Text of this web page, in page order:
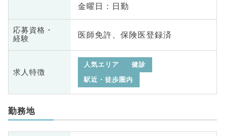
金曜日 : 日勤
応募資格・
経験
医師免許、保険医登録済
求人特徴
人気エリア
健診
駅近・徒歩圏内
勤務地